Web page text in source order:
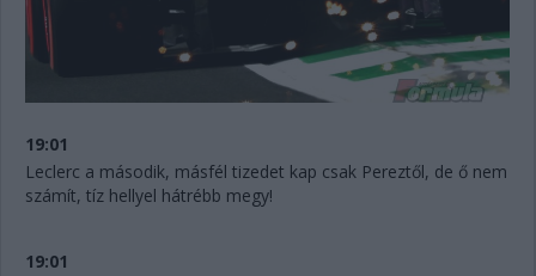
19:01
Leclerc a második, másfél tizedet kap csak Pereztől, de ő nem
számít, tíz hellyel hátrébb megy!
19:01